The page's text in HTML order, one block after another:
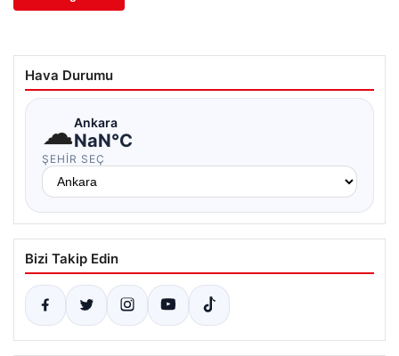
Hava Durumu
☁Ankara
NaN°C
ŞEHIR SEÇ
Bizi Takip Edin